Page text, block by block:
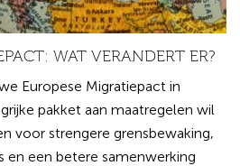
WAT VERANDERT ER?
Europese Migratiepact in
pakket aan maatregelen wil
voor strengere grensbewaking,
en een betere samenwerking